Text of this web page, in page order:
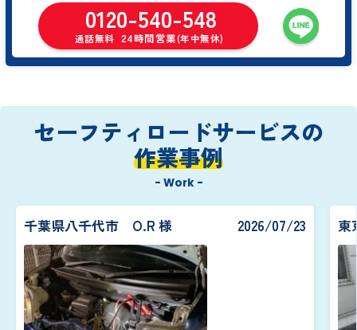
0120-540-548
通話無料 24時間営業(年中無休)
セーフティロードサービスの
作業事例
- Work -
千葉県八千代市 O.R 様 2026/07/23 東